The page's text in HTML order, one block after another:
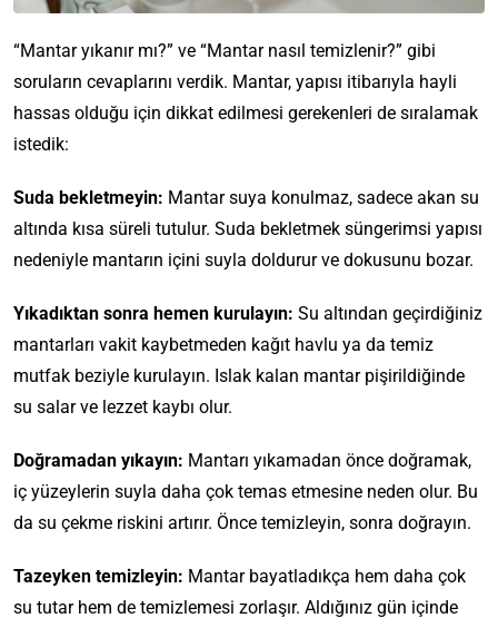
“Mantar yıkanır mı?” ve “Mantar nasıl temizlenir?” gibi
soruların cevaplarını verdik. Mantar, yapısı itibarıyla hayli
hassas olduğu için dikkat edilmesi gerekenleri de sıralamak
istedik:
Suda bekletmeyin: Mantar suya konulmaz, sadece akan su
altında kısa süreli tutulur. Suda bekletmek süngerimsi yapısı
nedeniyle mantarın içini suyla doldurur ve dokusunu bozar.
Yıkadıktan sonra hemen kurulayın: Su altından geçirdiğiniz
mantarları vakit kaybetmeden kağıt havlu ya da temiz
mutfak beziyle kurulayın. Islak kalan mantar pişirildiğinde
su salar ve lezzet kaybı olur.
Doğramadan yıkayın: Mantarı yıkamadan önce doğramak,
iç yüzeylerin suyla daha çok temas etmesine neden olur. Bu
da su çekme riskini artırır. Önce temizleyin, sonra doğrayın.
Tazeyken temizleyin: Mantar bayatladıkça hem daha çok
su tutar hem de temizlemesi zorlaşır. Aldığınız gün içinde
B
r
l
a
r
a
ö
e
n
a
r
n
d
a
T
z
e
n
e
e
N
ı
l
Y
l
ı
ğ
d
Ö
n
o
k
e
r
i
h
E
d
e
n
a
K
a
ş
T
e
e
i
ş
u
a
k
l
a
n
G
u
K
M
u
k
l
r
ç
m
i
l
k
Ö
u
t
u